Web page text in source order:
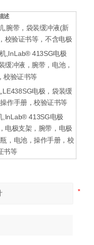
述
腕带，袋装缓冲液(新
校验证书等，不含电极
,InLab® 413SG电极
缓冲液，腕带，电池，
校验证书等
电极，袋装缓
作手册，校验证书等
,InLab® 413SG电极
电极支架，腕带，电极
，电池，操作手册，校
书等